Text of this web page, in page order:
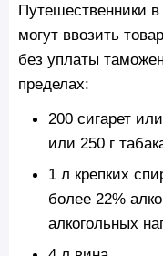
Путешественники
могут ввозить
без уплаты
пределах:
200 сигарет
или 250 г
1 л крепких
более 22%
алкогольных